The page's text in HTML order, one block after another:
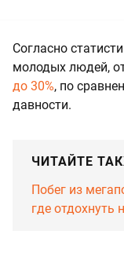
Согласно
молодых людей,
до 30%, по
давности.
ЧИТАЙТЕ
Побег из
где отдохнуть